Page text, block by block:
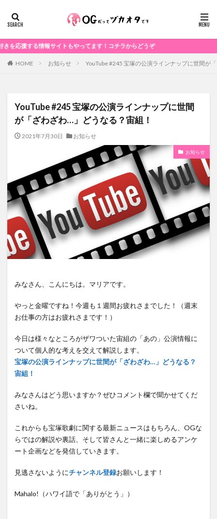
る情報サイトもやってます！コチラからどうぞ
HOME お知らせ YouTube #245 宝塚の公演ラインナップに世間が
YouTube #245 宝塚の公演ラインナップに世間
が「ざわざわ…」どうなる？宙組！
2021年7月30日 お知らせ
お知らせ
みなさん、こんにちは。マリアです。
やっと金曜ですね！今週も１週間お疲れさまでした！（週末
お仕事の方はお疲れさまです！）
今日は様々なところがザワついた宙組の「あの」公演情報に
ついて個人的な考えを交えて解説します。
宝塚の公演ラインナップに世間が「ざわざわ…」どうなる？
宙組！
みなさんはどう思いますか？ぜひコメント欄で聞かせてくだ
さいね。
これからも宝塚歌劇に関する最新ニュースはもちろん、OGな
らではの解説や裏話、そして皆さんと一緒に楽しめるアンケ
ート企画などを発信していきます。
見逃さないようにチャンネル登録お願いします！
Mahalo!（ハワイ語で「ありがとう」）